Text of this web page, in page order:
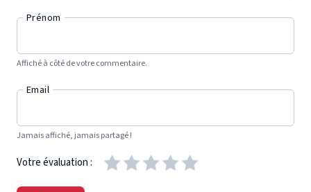
Prénom
Affiché à côté de votre commentaire.
Email
Jamais affiché, jamais partagé !
Votre évaluation :